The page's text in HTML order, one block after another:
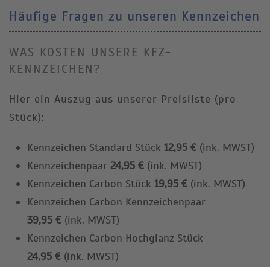
Häufige Fragen zu unseren Kennzeichen
WAS KOSTEN UNSERE KFZ-
KENNZEICHEN?
Hier ein Auszug aus unserer Preisliste (pro
Stück):
Kennzeichen Standard Stück 12,95 € (ink. MWST)
Kennzeichenpaar 24,95 € (ink. MWST)
Kennzeichen Carbon Stück 19,95 € (ink. MWST)
Kennzeichen Carbon Kennzeichenpaar
39,95 € (ink. MWST)
Kennzeichen Carbon Hochglanz Stück
24,95 € (ink. MWST)